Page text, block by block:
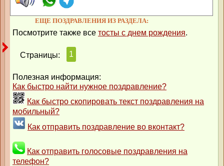
ЕЩЕ ПОЗДРАВЛЕНИЯ ИЗ РАЗДЕЛА:
Посмотрите также все тосты с днем рождения.
Страницы: 1
Полезная информация:
Как быстро найти нужное поздравление?
Как быстро скопировать текст поздравления на
мобильный?
Как отправить поздравление во вконтакт?
Как отправить голосовые поздравления на
телефон?